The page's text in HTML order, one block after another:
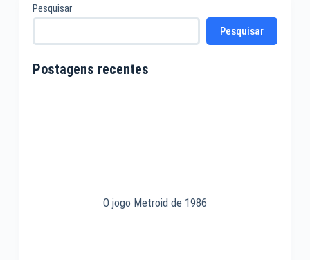
Pesquisar
Pesquisar
Postagens recentes
O jogo Metroid de 1986